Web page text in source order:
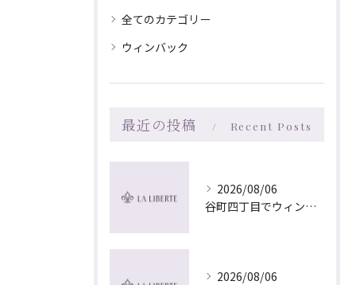
全てのカテゴリー
ウィンバック
最近の投稿 Recent Posts
2026/08/06
谷町四丁目でウィンバック×マッサージ｜LA LIBERTE
2026/08/06